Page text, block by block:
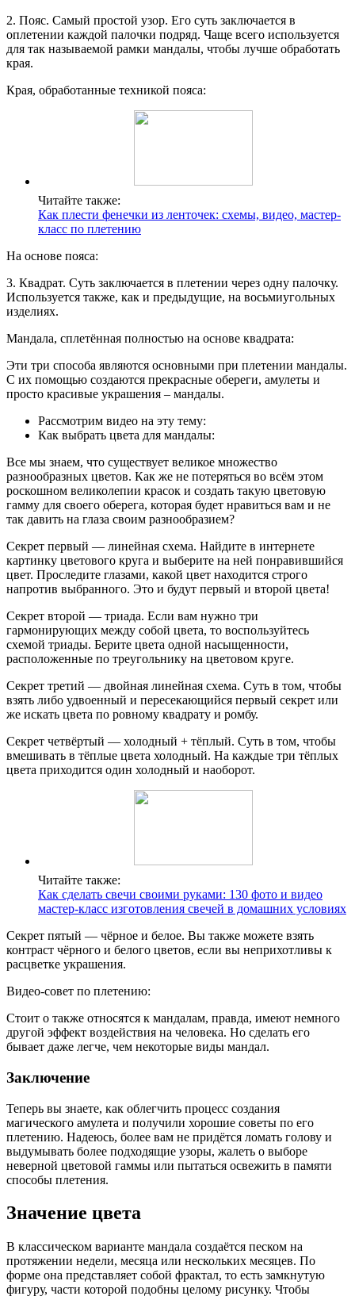
2. Пояс. Самый простой узор. Его суть заключается в
оплетении каждой палочки подряд. Чаще всего используется
для так называемой рамки мандалы, чтобы лучше обработать
края.
Края, обработанные техникой пояса:
Читайте также:
Как плести фенечки из ленточек: схемы, видео, мастер-
класс по плетению
На основе пояса:
3. Квадрат. Суть заключается в плетении через одну палочку.
Используется также, как и предыдущие, на восьмиугольных
изделиях.
Мандала, сплетённая полностью на основе квадрата:
Эти три способа являются основными при плетении мандалы.
С их помощью создаются прекрасные обереги, амулеты и
просто красивые украшения – мандалы.
Рассмотрим видео на эту тему:
Как выбрать цвета для мандалы:
Все мы знаем, что существует великое множество
разнообразных цветов. Как же не потеряться во всём этом
роскошном великолепии красок и создать такую цветовую
гамму для своего оберега, которая будет нравиться вам и не
так давить на глаза своим разнообразием?
Секрет первый — линейная схема. Найдите в интернете
картинку цветового круга и выберите на ней понравившийся
цвет. Проследите глазами, какой цвет находится строго
напротив выбранного. Это и будут первый и второй цвета!
Секрет второй — триада. Если вам нужно три
гармонирующих между собой цвета, то воспользуйтесь
схемой триады. Берите цвета одной насыщенности,
расположенные по треугольнику на цветовом круге.
Секрет третий — двойная линейная схема. Суть в том, чтобы
взять либо удвоенный и пересекающийся первый секрет или
же искать цвета по ровному квадрату и ромбу.
Секрет четвёртый — холодный + тёплый. Суть в том, чтобы
вмешивать в тёплые цвета холодный. На каждые три тёплых
цвета приходится один холодный и наоборот.
Читайте также:
Как сделать свечи своими руками: 130 фото и видео
мастер-класс изготовления свечей в домашних условиях
Секрет пятый — чёрное и белое. Вы также можете взять
контраст чёрного и белого цветов, если вы неприхотливы к
расцветке украшения.
Видео-совет по плетению:
Стоит о также относятся к мандалам, правда, имеют немного
другой эффект воздействия на человека. Но сделать его
бывает даже легче, чем некоторые виды мандал.
Заключение
Теперь вы знаете, как облегчить процесс создания
магического амулета и получили хорошие советы по его
плетению. Надеюсь, более вам не придётся ломать голову и
выдумывать более подходящие узоры, жалеть о выборе
неверной цветовой гаммы или пытаться освежить в памяти
способы плетения.
Значение цвета
В классическом варианте мандала создаётся песком на
протяжении недели, месяца или нескольких месяцев. По
форме она представляет собой фрактал, то есть замкнутую
фигуру, части которой подобны целому рисунку. Чтобы